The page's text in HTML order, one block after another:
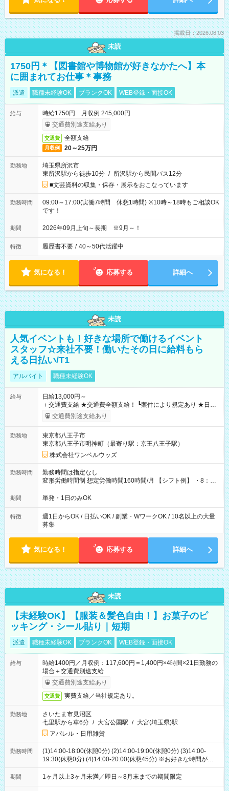
掲載日：2026.08.03
未読
1750円＊【図書館や博物館が好きなかたへ】本
に囲まれてお仕事＊事務
派遣 職種未経験OK ブランクOK WEB登録・面接OK
給与
時給1750円 月収例 245,000円
交通費別途支給あり
交通費 全額支給
月収例 20～25万円
勤務地
埼玉県所沢市
東所沢駅から徒歩10分 / 所沢駅から民間バス12分
■文芸資料の収集・保存・展示をおこなっています
勤務時間
09:00～17:00(実働7時間 休憩1時間) ※10時～18時もご相談OK
です！
期間 2026年09月上旬～長期 ※9月～！
特徴 履歴書不要 / 40～50代活躍中
気になる！ 応募する 詳細へ
未読
人気イベントも！好きな場所で働けるイベント
スタッフ☆来社不要！働いたその日に給料もら
える日払い/T1
アルバイト 職種未経験OK
給与
日給13,000円～
＋交通費支給 ★交通費全額支給！ ┗案件により規定あり ★日払
いOK！（規定あり） ┗働いたその日に現金GET♪ お仕事後はコ
ンビニATMから 日払い分を引き落とせます！ 【試用期間】試
交通費別途支給あり
勤務地
東京都八王子市
東京都八王子市明神町（最寄り駅：京王八王子駅）
株式会社ワンベルウッズ
勤務時間
勤務時間は指定なし
変形労働時間制 想定労働時間160時間/月 【シフト例】 ・8：00
～21：00
期間 単発・1日のみOK
特徴
週1日からOK / 日払いOK / 副業・WワークOK / 10名以上の大量
募集
気になる！ 応募する 詳細へ
未読
【未経験OK】【服装＆髪色自由！】お菓子のピ
ッキング・シール貼り｜短期
派遣 職種未経験OK ブランクOK WEB登録・面接OK
給与
時給1400円／月収例：117,600円＝1,400円×4時間×21日勤務の
場合＋交通費別途支給
交通費別途支給あり
交通費 実費支給／当社規定あり。
勤務地
さいたま市見沼区
七里駅から車6分 / 大宮公園駅 / 大宮(埼玉県)駅
アパレル・日用雑貨
勤務時間
(1)14:00-18:00(休憩0分) (2)14:00-19:00(休憩0分) (3)14:00-
19:30(休憩0分) (4)14:00-20:00(休憩45分) ※お好きな時間が選べ
ます
期間 1ヶ月以上3ヶ月未満／即日～8月末までの期間限定